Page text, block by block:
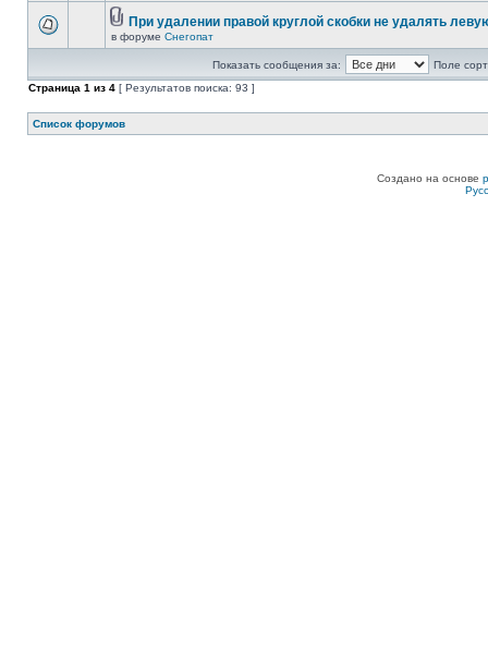
При удалении правой круглой скобки не удалять
в форуме Снегопат
Показать сообщения за:
Поле
Страница 1 из 4 [ Результатов поиска: 93 ]
Список форумов
Создано на основе